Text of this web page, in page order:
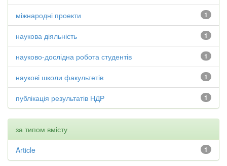
1
міжнародні проекти
1
наукова діяльність
1
науково-дослідна робота студентів
1
наукові школи факультетів
1
публікація результатів НДР
за типом вмісту
1
Article